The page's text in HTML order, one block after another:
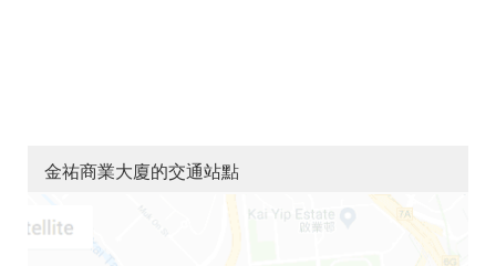
金祐商業大廈的交通站點